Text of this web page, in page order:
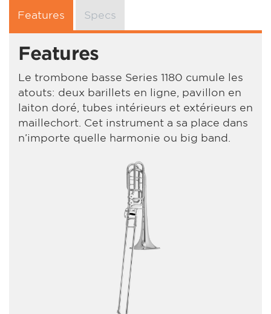
Features Specs
Features
Le trombone basse Series 1180 cumule les
atouts: deux barillets en ligne, pavillon en
laiton doré, tubes intérieurs et extérieurs en
maillechort. Cet instrument a sa place dans
n’importe quelle harmonie ou big band.